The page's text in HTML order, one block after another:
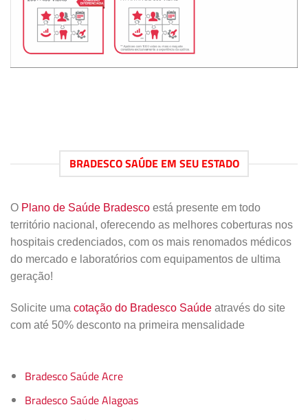
BRADESCO SAÚDE EM SEU ESTADO
O Plano de Saúde Bradesco está presente em todo
território nacional, oferecendo as melhores coberturas nos
hospitais credenciados, com os mais renomados médicos
do mercado e laboratórios com equipamentos de ultima
geração!
Solicite uma cotação do Bradesco Saúde através do site
com até 50% desconto na primeira mensalidade
Bradesco Saúde Acre
Bradesco Saúde Alagoas